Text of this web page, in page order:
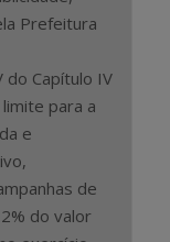
Prefeitura
do Capítulo IV
para a
e
de
do valor